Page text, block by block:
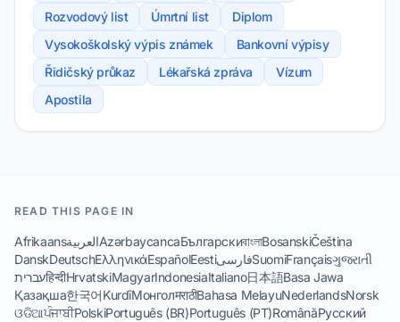
Rozvodový list
Úmrtní list
Diplom
Vysokoškolský výpis známek
Bankovní výpisy
Řidičský průkaz
Lékařská zpráva
Vízum
Apostila
READ THIS PAGE IN
AfrikaansالعربيةAzərbaycancaБългарскиবাংলাBosanskiČeština
DanskDeutschΕλληνικάEspañolEestiفارسیSuomiFrançaisગુજરાતી
עבריתहिन्दीHrvatskiMagyarIndonesiaItaliano日本語Basa Jawa
Қазақша한국어KurdîМонголमराठीBahasa MelayuNederlandsNorsk
ଓଡିଆਪੰਜਾਬੀPolskiPortuguês (BR)Português (PT)RomânăРусский